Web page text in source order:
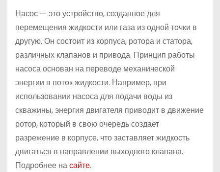
Насос — это устройство, созданное для
перемещения жидкости или газа из одной точки в
другую. Он состоит из корпуса, ротора и статора,
различных клапанов и привода. Принцип работы
насоса основан на переводе механической
энергии в поток жидкости. Например, при
использовании насоса для подачи воды из
скважины, энергия двигателя приводит в движение
ротор, который в свою очередь создает
разрежение в корпусе, что заставляет жидкость
двигаться в направлении выходного клапана.
Подробнее насайте.